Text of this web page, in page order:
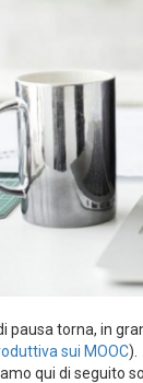
pausa torna, in
sui MOOC).
qui di seguito